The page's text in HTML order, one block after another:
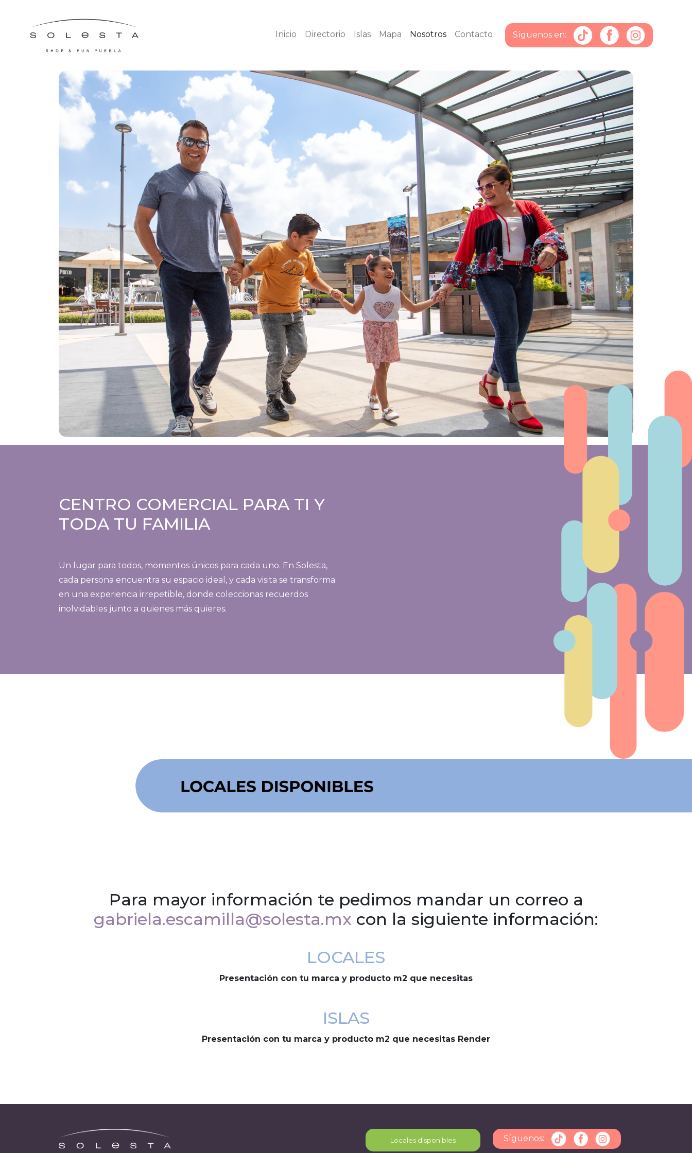
Inicio Directorio Islas Mapa Nosotros Contacto Síguenos en:
CENTRO COMERCIAL PARA TI Y
TODA TU FAMILIA
Un lugar para todos, momentos únicos para cada uno. En Solesta,
cada persona encuentra su espacio ideal, y cada visita se transforma
en una experiencia irrepetible, donde coleccionas recuerdos
inolvidables junto a quienes más quieres.
Para mayor información te pedimos mandar un correo a
gabriela.escamilla@solesta.mx con la siguiente información:
LOCALES
Presentación con tu marca y producto m2 que necesitas
ISLAS
Presentación con tu marca y producto m2 que necesitas Render
Locales disponibles Síguenos: